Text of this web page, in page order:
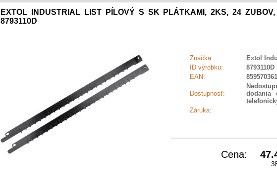
EXTOL INDUSTRIAL LIST PÍLOVÝ S SK PLÁTKAMI, 2KS, 24 ZUBOV,
8793110D
Značka:
Extol
ID výrobku:
8793110D
EAN:
Dostupnosť:
dodania
Záruka:
Cena: